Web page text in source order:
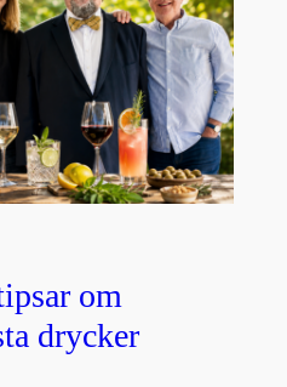
om
drycker